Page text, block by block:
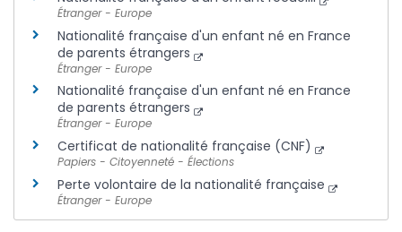
Étranger - Europe
Nationalité française d'un enfant né en France
de parents étrangers
Étranger - Europe
Nationalité française d'un enfant né en France
de parents étrangers
Étranger - Europe
Certificat de nationalité française (CNF)
Papiers - Citoyenneté - Élections
Perte volontaire de la nationalité française
Étranger - Europe